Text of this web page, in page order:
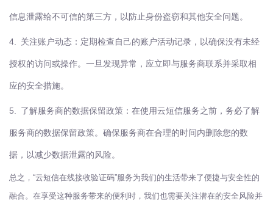
信息泄露给不可信的第三方，以防止身份盗窃和其他安全问题。
4. 关注账户动态：定期检查自己的账户活动记录，以确保没有未经
授权的访问或操作。一旦发现异常，应立即与服务商联系并采取相
应的安全措施。
5. 了解服务商的数据保留政策：在使用云短信服务之前，务必了解
服务商的数据保留政策。确保服务商在合理的时间内删除您的数
据，以减少数据泄露的风险。
总之，“云短信在线接收验证码”服务为我们的生活带来了便捷与安全性的
融合。在享受这种服务带来的便利时，我们也需要关注潜在的安全风险并